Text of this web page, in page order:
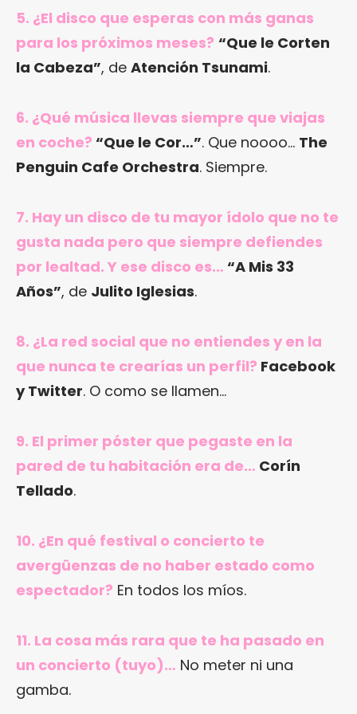
5. ¿El disco que esperas con más ganas
para los próximos meses? “Que le Corten
la Cabeza”, de Atención Tsunami.
6. ¿Qué música llevas siempre que viajas
en coche? “Que le Cor…”. Que noooo… The
Penguin Cafe Orchestra. Siempre.
7. Hay un disco de tu mayor ídolo que no te
gusta nada pero que siempre defiendes
por lealtad. Y ese disco es… “A Mis 33
Años”, de Julito Iglesias.
8. ¿La red social que no entiendes y en la
que nunca te crearías un perfil? Facebook
y Twitter. O como se llamen…
9. El primer póster que pegaste en la
pared de tu habitación era de… Corín
Tellado.
10. ¿En qué festival o concierto te
avergüenzas de no haber estado como
espectador? En todos los míos.
11. La cosa más rara que te ha pasado en
un concierto (tuyo)… No meter ni una
gamba.